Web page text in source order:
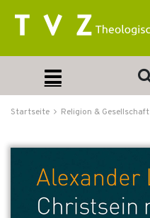
Startseite Religion & Gesellschaft